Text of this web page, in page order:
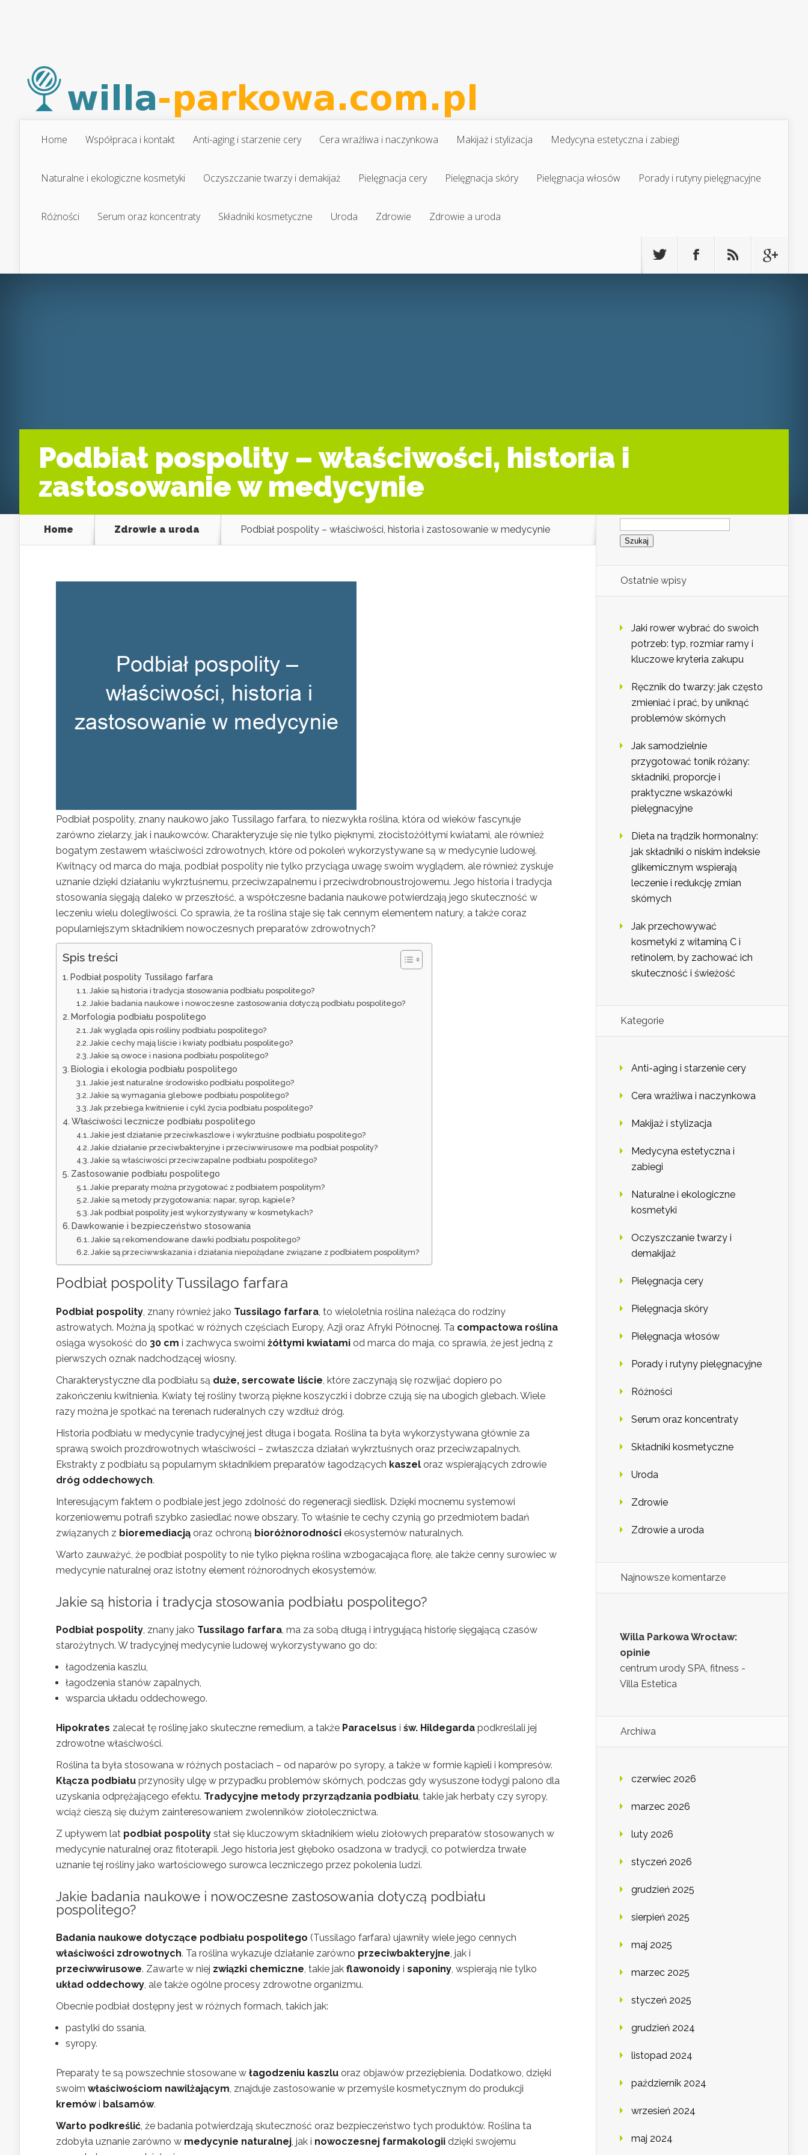
Home Współpraca i kontakt Anti-aging i starzenie cery Cera wrażliwa i naczynkowa Makijaż i stylizacja Medycyna estetyczna i zabiegi
Naturalne i ekologiczne kosmetyki Oczyszczanie twarzy i demakijaż Pielęgnacja cery Pielęgnacja skóry Pielęgnacja włosów Porady i rutyny pielęgnacyjne
Różności Serum oraz koncentraty Składniki kosmetyczne Uroda Zdrowie Zdrowie a uroda
Podbiał pospolity – właściwości, historia i
zastosowanie w medycynie
Home Zdrowie a uroda Podbiał pospolity – właściwości, historia i zastosowanie w medycynie
Podbiał pospolity, znany naukowo jako Tussilago farfara, to niezwykła roślina, która od wieków fascynuje
zarówno zielarzy, jak i naukowców. Charakteryzuje się nie tylko pięknymi, złocistożółtymi kwiatami, ale również
bogatym zestawem właściwości zdrowotnych, które od pokoleń wykorzystywane są w medycynie ludowej.
Kwitnący od marca do maja, podbiał pospolity nie tylko przyciąga uwagę swoim wyglądem, ale również zyskuje
uznanie dzięki działaniu wykrztuśnemu, przeciwzapalnemu i przeciwdrobnoustrojowemu. Jego historia i tradycja
stosowania sięgają daleko w przeszłość, a współczesne badania naukowe potwierdzają jego skuteczność w
leczeniu wielu dolegliwości. Co sprawia, że ta roślina staje się tak cennym elementem natury, a także coraz
popularniejszym składnikiem nowoczesnych preparatów zdrowotnych?
Spis treści
Podbiał pospolity Tussilago farfara
Jakie są historia i tradycja stosowania podbiału pospolitego?
Jakie badania naukowe i nowoczesne zastosowania dotyczą podbiału pospolitego?
Morfologia podbiału pospolitego
Jak wygląda opis rośliny podbiału pospolitego?
Jakie cechy mają liście i kwiaty podbiału pospolitego?
Jakie są owoce i nasiona podbiału pospolitego?
Biologia i ekologia podbiału pospolitego
Jakie jest naturalne środowisko podbiału pospolitego?
Jakie są wymagania glebowe podbiału pospolitego?
Jak przebiega kwitnienie i cykl życia podbiału pospolitego?
Właściwości lecznicze podbiału pospolitego
Jakie jest działanie przeciwkaszlowe i wykrztuśne podbiału pospolitego?
Jakie działanie przeciwbakteryjne i przeciwwirusowe ma podbiał pospolity?
Jakie są właściwości przeciwzapalne podbiału pospolitego?
Zastosowanie podbiału pospolitego
Jakie preparaty można przygotować z podbiałem pospolitym?
Jakie są metody przygotowania: napar, syrop, kąpiele?
Jak podbiał pospolity jest wykorzystywany w kosmetykach?
Dawkowanie i bezpieczeństwo stosowania
Jakie są rekomendowane dawki podbiału pospolitego?
Jakie są przeciwwskazania i działania niepożądane związane z podbiałem pospolitym?
Podbiał pospolity Tussilago farfara
Podbiał pospolity, znany również jako Tussilago farfara, to wieloletnia roślina należąca do rodziny
astrowatych. Można ją spotkać w różnych częściach Europy, Azji oraz Afryki Północnej. Ta compactowa roślina
osiąga wysokość do 30 cm i zachwyca swoimi żółtymi kwiatami od marca do maja, co sprawia, że jest jedną z
pierwszych oznak nadchodzącej wiosny.
Charakterystyczne dla podbiału są duże, sercowate liście, które zaczynają się rozwijać dopiero po
zakończeniu kwitnienia. Kwiaty tej rośliny tworzą piękne koszyczki i dobrze czują się na ubogich glebach. Wiele
razy można je spotkać na terenach ruderalnych czy wzdłuż dróg.
Historia podbiału w medycynie tradycyjnej jest długa i bogata. Roślina ta była wykorzystywana głównie za
sprawą swoich prozdrowotnych właściwości – zwłaszcza działań wykrztuśnych oraz przeciwzapalnych.
Ekstrakty z podbiału są popularnym składnikiem preparatów łagodzących kaszel oraz wspierających zdrowie
dróg oddechowych.
Interesującym faktem o podbiale jest jego zdolność do regeneracji siedlisk. Dzięki mocnemu systemowi
korzeniowemu potrafi szybko zasiedlać nowe obszary. To właśnie te cechy czynią go przedmiotem badań
związanych z bioremediacją oraz ochroną bioróżnorodności ekosystemów naturalnych.
Warto zauważyć, że podbiał pospolity to nie tylko piękna roślina wzbogacająca florę, ale także cenny surowiec w
medycynie naturalnej oraz istotny element różnorodnych ekosystemów.
Jakie są historia i tradycja stosowania podbiału pospolitego?
Podbiał pospolity, znany jako Tussilago farfara, ma za sobą długą i intrygującą historię sięgającą czasów
starożytnych. W tradycyjnej medycynie ludowej wykorzystywano go do:
łagodzenia kaszlu,
łagodzenia stanów zapalnych,
wsparcia układu oddechowego.
Hipokrates zalecał tę roślinę jako skuteczne remedium, a także Paracelsus i św. Hildegarda podkreślali jej
zdrowotne właściwości.
Roślina ta była stosowana w różnych postaciach – od naparów po syropy, a także w formie kąpieli i kompresów.
Kłącza podbiału przynosiły ulgę w przypadku problemów skórnych, podczas gdy wysuszone łodygi palono dla
uzyskania odprężającego efektu. Tradycyjne metody przyrządzania podbiału, takie jak herbaty czy syropy,
wciąż cieszą się dużym zainteresowaniem zwolenników ziołolecznictwa.
Z upływem lat podbiał pospolity stał się kluczowym składnikiem wielu ziołowych preparatów stosowanych w
medycynie naturalnej oraz fitoterapii. Jego historia jest głęboko osadzona w tradycji, co potwierdza trwałe
uznanie tej rośliny jako wartościowego surowca leczniczego przez pokolenia ludzi.
Jakie badania naukowe i nowoczesne zastosowania dotyczą podbiału
pospolitego?
Badania naukowe dotyczące podbiału pospolitego (Tussilago farfara) ujawniły wiele jego cennych
właściwości zdrowotnych. Ta roślina wykazuje działanie zarówno przeciwbakteryjne, jak i
przeciwwirusowe. Zawarte w niej związki chemiczne, takie jak flawonoidy i saponiny, wspierają nie tylko
układ oddechowy, ale także ogólne procesy zdrowotne organizmu.
Obecnie podbiał dostępny jest w różnych formach, takich jak:
pastylki do ssania,
syropy.
Preparaty te są powszechnie stosowane w łagodzeniu kaszlu oraz objawów przeziębienia. Dodatkowo, dzięki
swoim właściwościom nawilżającym, znajduje zastosowanie w przemyśle kosmetycznym do produkcji
kremówi balsamów.
Warto podkreślić, że badania potwierdzają skuteczność oraz bezpieczeństwo tych produktów. Roślina ta
zdobyła uznanie zarówno w medycynie naturalnej, jak i nowoczesnej farmakologii dzięki swojemu
Szukaj:
Ostatnie wpisy
Jaki rower wybrać do swoich
potrzeb: typ, rozmiar ramy i
kluczowe kryteria zakupu
Ręcznik do twarzy: jak często
zmieniać i prać, by uniknąć
problemów skórnych
Jak samodzielnie
przygotować tonik różany:
składniki, proporcje i
praktyczne wskazówki
pielęgnacyjne
Dieta na trądzik hormonalny:
jak składniki o niskim indeksie
glikemicznym wspierają
leczenie i redukcję zmian
skórnych
Jak przechowywać
kosmetyki z witaminą C i
retinolem, by zachować ich
skuteczność i świeżość
Kategorie
Anti-aging i starzenie cery
Cera wrażliwa i naczynkowa
Makijaż i stylizacja
Medycyna estetyczna i
zabiegi
Naturalne i ekologiczne
kosmetyki
Oczyszczanie twarzy i
demakijaż
Pielęgnacja cery
Pielęgnacja skóry
Pielęgnacja włosów
Porady i rutyny pielęgnacyjne
Różności
Serum oraz koncentraty
Składniki kosmetyczne
Uroda
Zdrowie
Zdrowie a uroda
Najnowsze komentarze
Willa Parkowa Wrocław:
opinie
centrum urody SPA, fitness -
Villa Estetica
Archiwa
czerwiec 2026
marzec 2026
luty 2026
styczeń 2026
grudzień 2025
sierpień 2025
maj 2025
marzec 2025
styczeń 2025
grudzień 2024
listopad 2024
październik 2024
wrzesień 2024
maj 2024